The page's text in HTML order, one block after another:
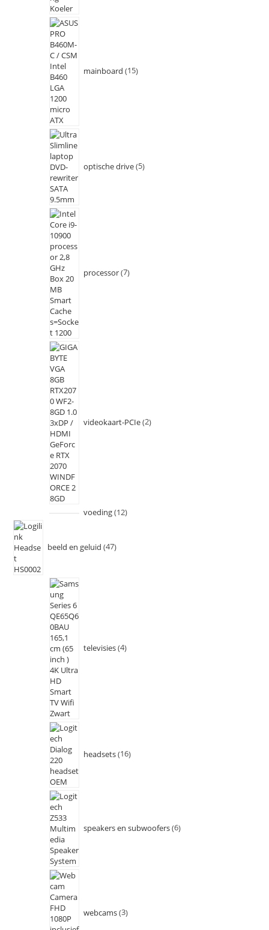
mainboard 15
optische drive 5
processor 7
videokaart-PCIe 2
voeding 12
beeld en geluid 47
televisies 4
headsets 16
speakers en subwoofers 6
webcams 3